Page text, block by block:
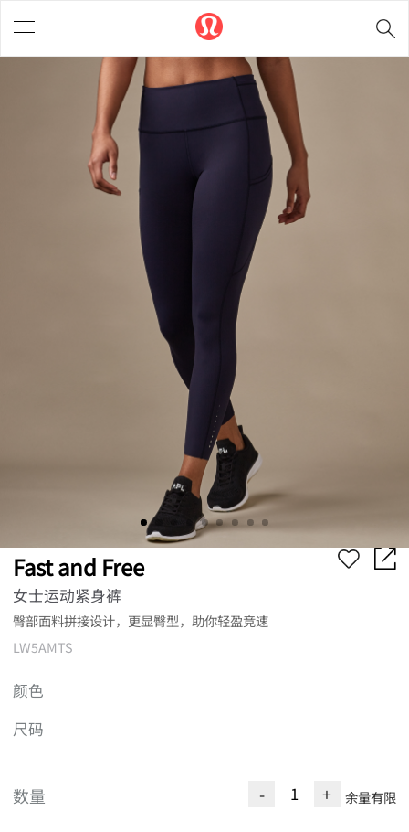
Fast and Free
女士运动紧身裤
臀部面料拼接设计，更显臀型，助你轻盈竞速
LW5AMTS
颜色
尺码
数量 - + 余量有限